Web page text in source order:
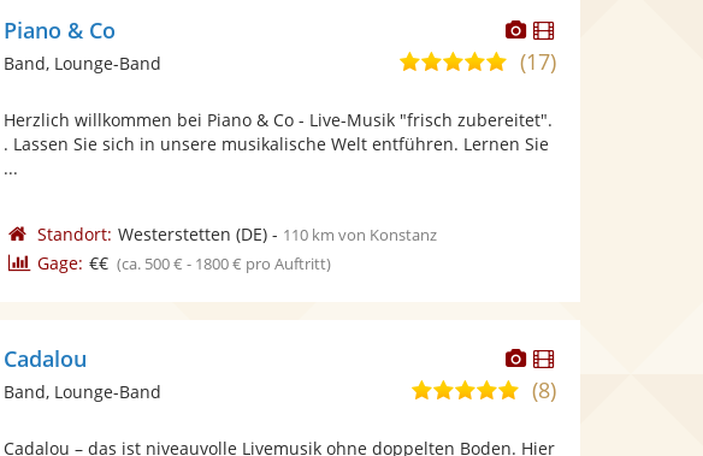
Dieser
Künstler
stellt
bereit.
Dieser
Künstler
Piano & Co
5,0
5
Sternen
(17)
Band, Lounge-Band
Herzlich willkommen bei Piano & Co - Live-Musik "frisch zubereitet".
​. ​Lassen Sie sich in unsere musikalische Welt entführen. Lernen Sie
...
Standort: Westerstetten (DE)- 110 km von Konstanz
Gage: €€ (ca. 500 € - 1800 € pro Auftritt)
Dieser
Künstler
stellt
Fotos
Dieser
Künstler
Cadalou
5,0
5
(8)
Band, Lounge-Band
Cadalou – das ist niveauvolle Livemusik ohne doppelten Boden. Hier